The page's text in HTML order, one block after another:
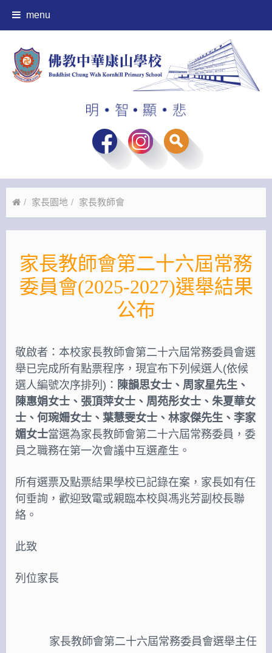
menu
家長園地 家長教師會
家長教師會第二十六屆常務委員會(2025-2027)選舉結果公
布家長教師會第二十六屆常務
委員會(2025-2027)選舉結果
公布
敬啟者： 本校家長教師會第二十六屆常務委員會選
舉已完成所有點票程序，現宣布下列候選人(依候
選人編號次序排列)： 陳韻思女士、周家星先生、
陳惠娟女士、張頂萍女士、周苑彤女士、朱夏華女
士、何琬姍女士、葉慧雯女士、林家傑先生、李家
媚女士當選為家長教師會第二十六屆常務委員，委
員之職務在第一次會議中互選產生。
所有選票及點票結果學校已記錄在案，家長如有任
何垂詢，歡迎致電或親臨本校與馮兆芳副校長聯
絡。
此致
列位家長
家長教師會第二十六屆常務委員會選舉主任